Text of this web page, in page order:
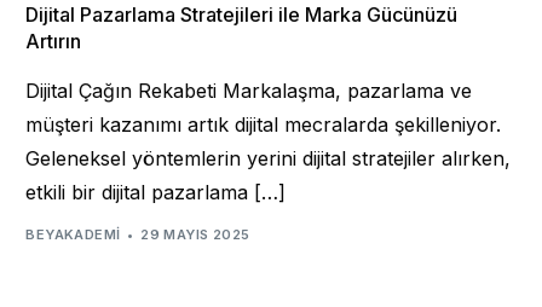
Dijital Pazarlama Stratejileri ile Marka Gücünüzü
Artırın
Dijital Çağın Rekabeti Markalaşma, pazarlama ve
müşteri kazanımı artık dijital mecralarda şekilleniyor.
Geleneksel yöntemlerin yerini dijital stratejiler alırken,
etkili bir dijital pazarlama […]
BEYAKADEMI 29 MAYIS 2025